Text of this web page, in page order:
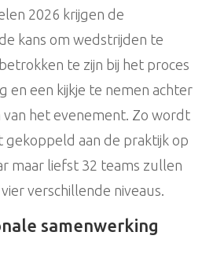
2026 krijgen de
kans om wedstrijden te
te zijn bij het proces
en een kijkje te nemen achter
van het evenement. Zo wordt
gekoppeld aan de praktijk op
maar liefst 32 teams zullen
verschillende niveaus.
samenwerking